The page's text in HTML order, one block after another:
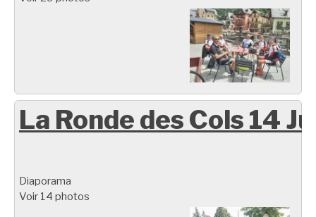
La Ronde des Cols 14
Diaporama
Voir 14 photos